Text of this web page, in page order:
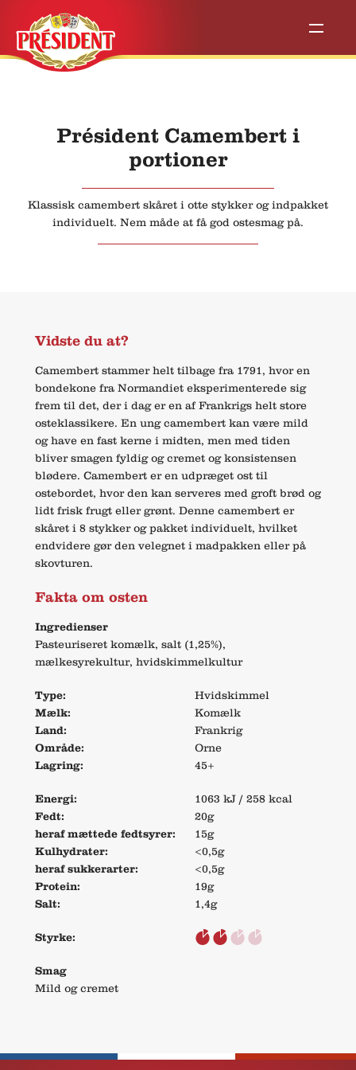
Président Camembert i
portioner
Klassisk camembert skåret i otte stykker og indpakket
individuelt. Nem måde at få god ostesmag på.
Vidste du at?
Camembert stammer helt tilbage fra 1791, hvor en
bondekone fra Normandiet eksperimenterede sig
frem til det, der i dag er en af Frankrigs helt store
osteklassikere. En ung camembert kan være mild
og have en fast kerne i midten, men med tiden
bliver smagen fyldig og cremet og konsistensen
blødere. Camembert er en udpræget ost til
ostebordet, hvor den kan serveres med groft brød og
lidt frisk frugt eller grønt. Denne camembert er
skåret i 8 stykker og pakket individuelt, hvilket
endvidere gør den velegnet i madpakken eller på
skovturen.
Fakta om osten
Ingredienser
Pasteuriseret komælk, salt (1,25%),
mælkesyrekultur, hvidskimmelkultur
Type:
Hvidskimmel
Mælk:
Komælk
Land:
Frankrig
Område:
Orne
Lagring:
45+
Energi:
1063 kJ / 258 kcal
Fedt:
20g
heraf mættede fedtsyrer:
15g
Kulhydrater:
<0,5g
heraf sukkerarter:
<0,5g
Protein:
19g
Salt:
1,4g
Styrke:
Smag
Mild og cremet